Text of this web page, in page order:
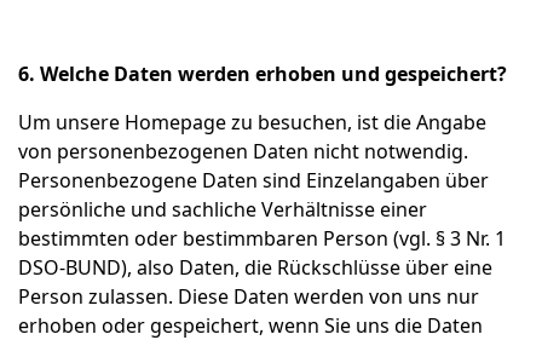
6. Welche Daten werden erhoben und gespeichert?
Um unsere Homepage zu besuchen, ist die Angabe
von personenbezogenen Daten nicht notwendig.
Personenbezogene Daten sind Einzelangaben über
persönliche und sachliche Verhältnisse einer
bestimmten oder bestimmbaren Person (vgl. § 3 Nr. 1
DSO-BUND), also Daten, die Rückschlüsse über eine
Person zulassen. Diese Daten werden von uns nur
erhoben oder gespeichert, wenn Sie uns die Daten